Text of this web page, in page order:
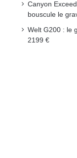
Canyon
bouscule le
Welt G200 : le
2199 €